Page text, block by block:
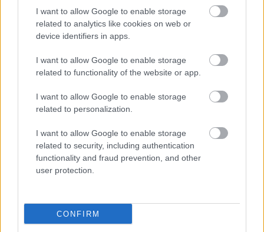
I want to allow Google to enable storage
related to analytics like cookies on web or
device identifiers in apps.
I want to allow Google to enable storage
related to functionality of the website or app.
I want to allow Google to enable storage
related to personalization.
I want to allow Google to enable storage
related to security, including authentication
functionality and fraud prevention, and other
user protection.
CONFIRM
*Η (νέα) οδύσσεια του Jackson για το Hobbit
Αφού η τριλογία του «Άρχοντα» κατέκτησε τον
κινηματογραφική Ιστορία), ο Jackson άρχισε να
συγκρούεται με την New Line Cinema. Αφού της
κατέθεσε μήνυση για κέρδη που του απέκρυψε, οι
ιθύνοντες της εταιρίας δήλωσαν πως
ο Jackson να ξανασκηνοθετήσει ταινία τους
«Χόμπιτ» δήλωσε πως δεν θέλει να αναμετρηθεί
με τον εαυτό του. Παρ’ όλα αυτά, και οι δύο